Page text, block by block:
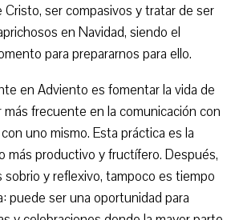
ser compasivos y tratar de ser
en Navidad, siendo el
para prepararnos para ello.
en Adviento es fomentar la vida de
más frecuente en la comunicación con
uno mismo. Esta práctica es la
más productivo y fructífero. Después,
y reflexivo, tampoco es tiempo
puede ser una oportunidad para